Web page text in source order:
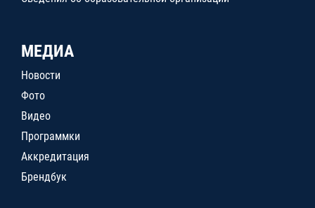
МЕДИА
Новости
Фото
Видео
Программки
Аккредитация
Брендбук